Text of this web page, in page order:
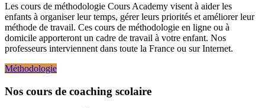
Les cours de méthodologie Cours Academy visent à aider les
enfants à organiser leur temps, gérer leurs priorités et améliorer leur
méthode de travail. Ces cours de méthodologie en ligne ou à
domicile apporteront un cadre de travail à votre enfant. Nos
professeurs interviennent dans toute la France ou sur Internet.
Méthodologie
Nos cours de coaching scolaire